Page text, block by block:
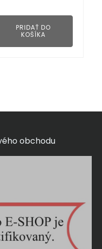
PRIDAŤ DO
KOŠÍKA
obchodu